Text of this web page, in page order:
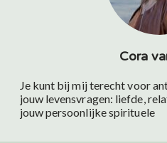
Cora
Je kunt bij mij terecht voor
jouw levensvragen: liefde,
jouw persoonlijke spirituele